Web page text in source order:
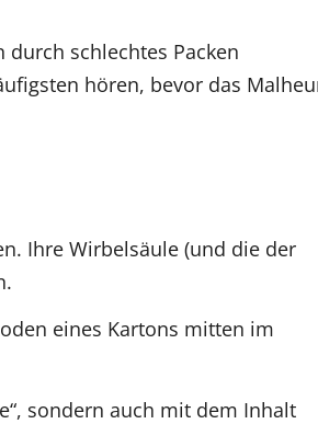
schlechtes Packen
hören, bevor das
Ihre Wirbelsäule (und die der
eines Kartons mitten im
sondern auch mit dem Inhalt